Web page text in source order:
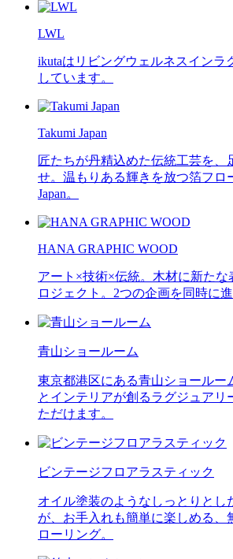
LWL
ikutaはリビングウェルネスインラ
しています。
Takumi Japan
匠たちが丹精込めた伝統工芸を、
せ。温もりある輝きを放つ箔フロ
Japan。
HANA GRAPHIC WOOD
アート×技術×伝統。木材に新た
ロジェクト。2つの企画を同時に
青山ショールーム
東京都港区にある青山ショールー
とインテリアが創るラグジュアリ
ただけます。
ビンテージフロアラスティック
オイル塗装のようなしっとりとし
が、お手入れも簡単に楽しめる、
ローリング。